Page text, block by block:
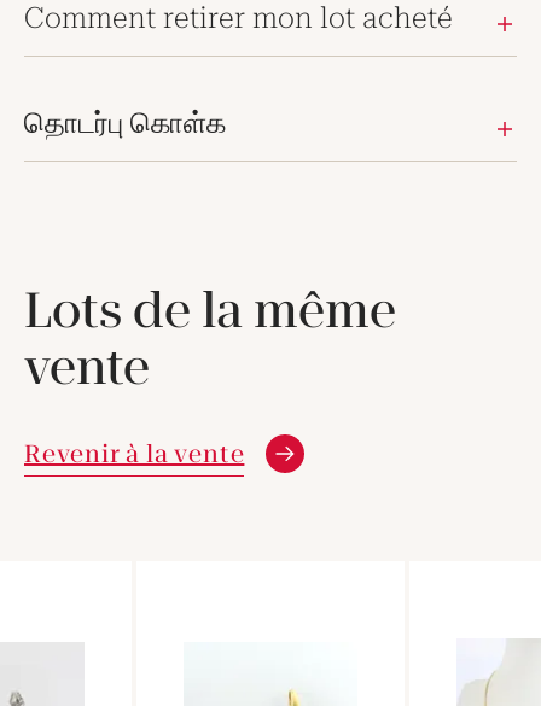
Comment retirer mon lot acheté
தொடர்பு கொள்க
Lots de la même
vente
Revenir à la vente